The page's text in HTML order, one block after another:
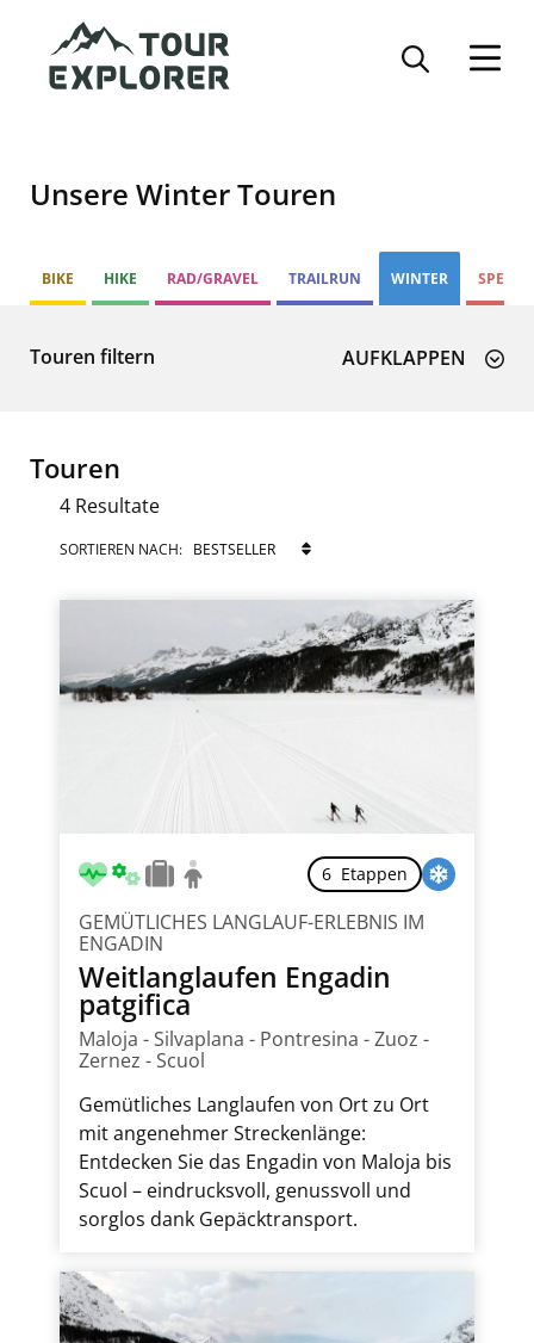
Inhalt
Unsere Winter Touren
BIKE HIKE RAD/GRAVEL TRAILRUN WINTER
Touren filtern
TECHNISCHER SCHWIERIGKEITSGRAD
TOUR ART
WEITERE PRÄFERENZEN
Touren
4 Resultate
SORTIEREN NACH:
6 Etappen
GEMÜTLICHES LANGLAUF-ERLEBNIS IM
ENGADIN
Weitlanglaufen Engadin
patgifica
Maloja - Silvaplana - Pontresina - Zuoz -
Zernez - Scuol
Gemütliches Langlaufen von Ort zu Ort
mit angenehmer Streckenlänge:
Entdecken Sie das Engadin von Maloja bis
Scuol – eindrucksvoll, genussvoll und
sorglos dank Gepäcktransport.